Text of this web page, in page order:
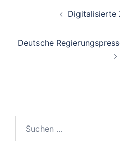
NavigationDigitalisierte
Deutsche